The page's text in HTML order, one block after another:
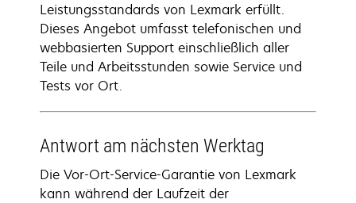
Leistungsstandards von Lexmark erfüllt.
Dieses Angebot umfasst telefonischen und
webbasierten Support einschließlich aller
Teile und Arbeitsstunden sowie Service und
Tests vor Ort.
Antwort am nächsten Werktag
Die Vor-Ort-Service-Garantie von Lexmark
kann während der Laufzeit der